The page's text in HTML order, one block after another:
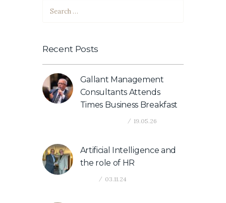
Search
Recent Posts
Gallant Management
Consultants Attends
Times Business Breakfast
19.05.26
Artificial Intelligence and
the role of HR
03.11.24